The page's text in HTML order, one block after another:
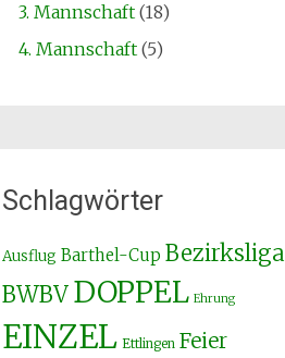
3. Mannschaft(18)
4. Mannschaft(5)
Schlagwörter
Ausflug Barthel-Cup Bezirksliga
BWBVDOPPEL Ehrung
EINZEL Ettlingen Feier